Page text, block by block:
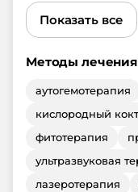
Показать все
Методы лечения
аутогемотерапия
кислородный
фитотерапия
ультразвуковая
лазеротерапия